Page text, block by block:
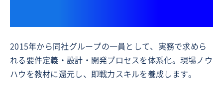
2015年から同社グループの一員として、実務で求めら
れる要件定義・設計・開発プロセスを体系化。現場ノウ
ハウを教材に還元し、即戦力スキルを養成します。